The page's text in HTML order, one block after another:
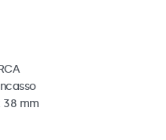
38 mm